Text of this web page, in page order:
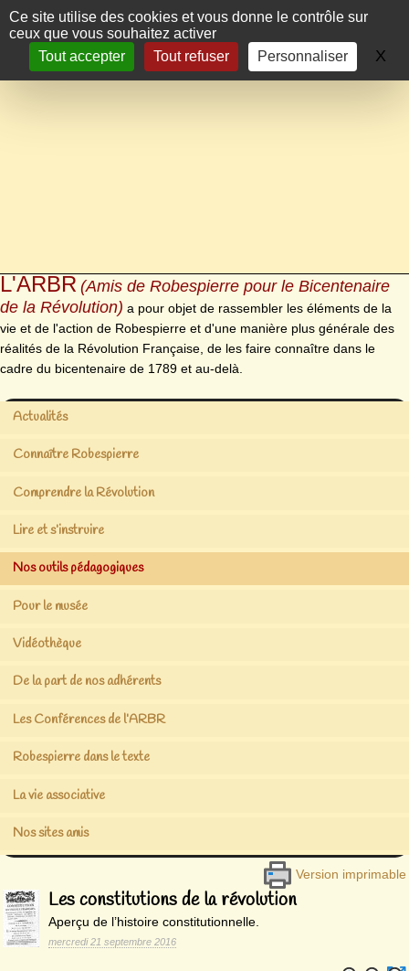
Panneau de gestion des cookies
Ce site utilise des cookies et vous donne le contrôle sur
ceux que vous souhaitez activer
Tout accepter
Tout refuser Personnaliser X
L'ARBR (Amis de Robespierre pour le Bicentenaire
de la Révolution) a pour objet de rassembler les éléments de la
vie et de l'action de Robespierre et d'une manière plus générale des
réalités de la Révolution Française, de les faire connaître dans le
cadre du bicentenaire de 1789 et au-delà.
Actualités
Connaître Robespierre
Comprendre la Révolution
Lire et s’instruire
Nos outils pédagogiques
Pour le musée
Vidéothèque
De la part de nos adhérents
Les Conférences de l’ARBR
Robespierre dans le texte
La vie associative
Nos sites amis
Version imprimable
Les constitutions de la révolution
Aperçu de l’histoire constitutionnelle.
mercredi 21 septembre 2016